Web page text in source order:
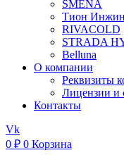
SMENA
Тион
RIVACOLD
STRADA
Belluna
О компании
Реквизиты
Лицензии и
Контакты
Vk
0 ₽ 0 Корзина